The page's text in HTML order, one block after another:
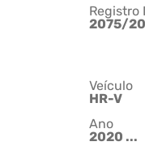
Registro
2075/
Veículo
HR-V
Ano
2020 ...